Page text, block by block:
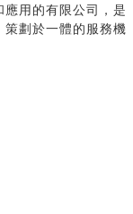
用的有限公司，是
劃於一體的服務機
日
？